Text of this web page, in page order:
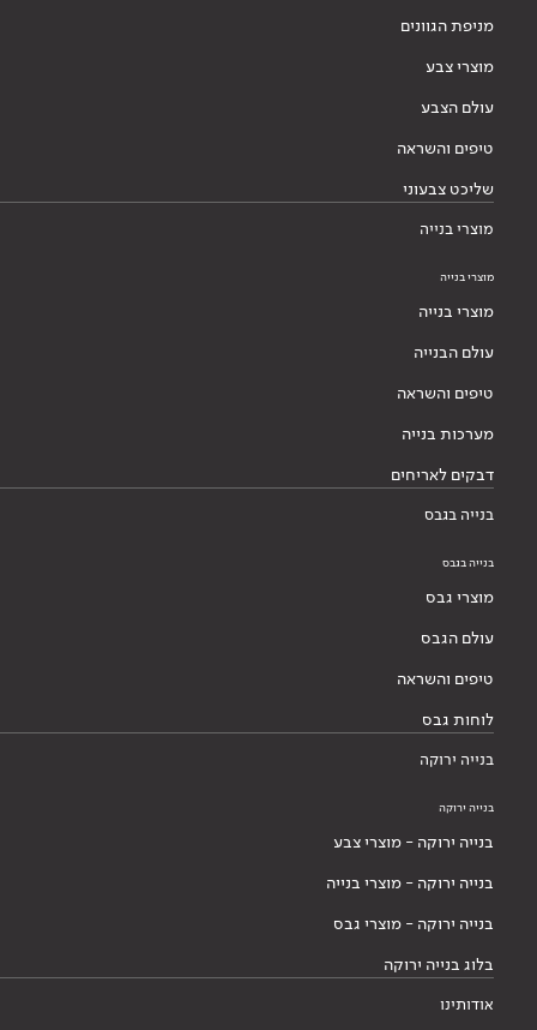
מניפת הגוונים
מוצרי צבע
עולם הצבע
טיפים והשראה
שליכט צבעוני
מוצרי בנייה
מוצרי בנייה
מוצרי בנייה
עולם הבנייה
טיפים והשראה
מערכות בנייה
דבקים לאריחים
בנייה בגבס
בנייה בגבס
מוצרי גבס
עולם הגבס
טיפים והשראה
לוחות גבס
בנייה ירוקה
בנייה ירוקה
בנייה ירוקה - מוצרי צבע
בנייה ירוקה - מוצרי בנייה
בנייה ירוקה - מוצרי גבס
בלוג בנייה ירוקה
אודותינו